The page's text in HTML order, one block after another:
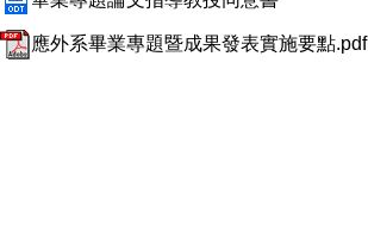
應外系畢業專題暨成果發表實施要點.pdf